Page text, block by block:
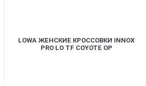
LOWA ЖЕНСКИЕ КРОССОВКИ INNOX
PRO LO TF COYOTE OP